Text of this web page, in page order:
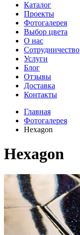
Каталог
Проекты
Фотогалерея
Выбор цвета
О нас
Сотрудничество
Услуги
Блог
Отзывы
Доставка
Контакты
Главная
Фотогалерея
Hexagon
Hexagon